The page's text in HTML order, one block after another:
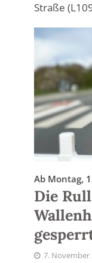
Straße
Ab Montag,
Die
7. November